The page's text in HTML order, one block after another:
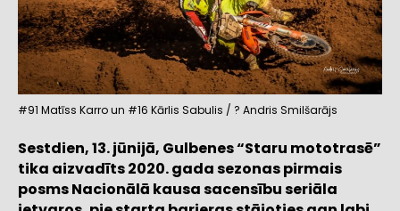
#91 Matīss Karro un #16 Kārlis Sabulis / ? Andris Smilšarājs
Sestdien, 13. jūnijā, Gulbenes “Staru mototrasē”
tika aizvadīts 2020. gada sezonas pirmais
posms Nacionālā kausa sacensību seriāla